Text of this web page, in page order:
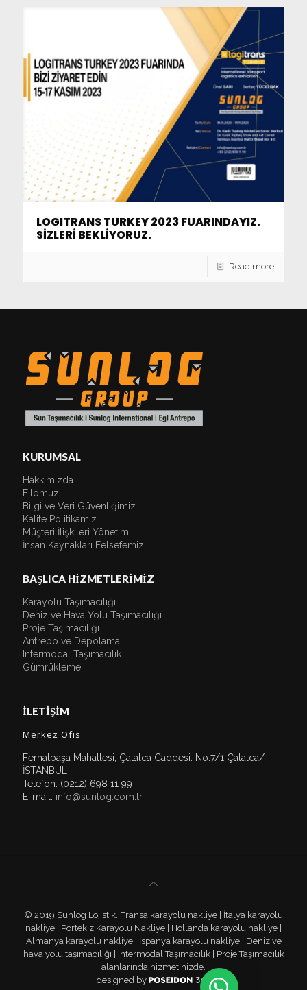
LOGITRANS TURKEY 2023 FUARINDAYIZ.
SİZLERİ BEKLİYORUZ.
Read more
KURUMSAL
Hakkımızda
Filomuz
Bilgi ve Veri Güvenliğimiz
Kalite Politikamız
Müşteri İlişkileri Yönetimi
İnsan Kaynakları Felsefemiz
BAŞLICA HİZMETLERİMİZ
Karayolu Taşımacılığı
Deniz ve Hava Yolu Taşımacılığı
Proje Taşımacılığı
Antrepo ve Depolama
Intermodal Taşımacılık
Gümrükleme
İLETİŞİM
Merkez Ofis
Ferhatpaşa Mahallesi, Çatalca Caddesi. No:7/1 Çatalca/
İSTANBUL
Telefon: (0212) 698 11 99
E-mail: info@sunlog.com.tr
© 2019 Sunlog Lojistik. Fransa karayolu nakliye | İtalya karayolu
nakliye | Portekiz Karayolu Nakliye | Hollanda karayolu nakliye |
Almanya karayolu nakliye | İspanya karayolu nakliye | Deniz ve
hava yolu taşımacılığı | Intermodal Taşımacılık | Proje Taşımacılık
alanlarında hizmetinizde.
designed by